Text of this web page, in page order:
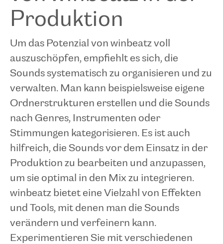
Produktion
Um das Potenzial von winbeatz voll
auszuschöpfen, empfiehlt es sich, die
Sounds systematisch zu organisieren und zu
verwalten. Man kann beispielsweise eigene
Ordnerstrukturen erstellen und die Sounds
nach Genres, Instrumenten oder
Stimmungen kategorisieren. Es ist auch
hilfreich, die Sounds vor dem Einsatz in der
Produktion zu bearbeiten und anzupassen,
um sie optimal in den Mix zu integrieren.
winbeatz bietet eine Vielzahl von Effekten
und Tools, mit denen man die Sounds
verändern und verfeinern kann.
Experimentieren Sie mit verschiedenen